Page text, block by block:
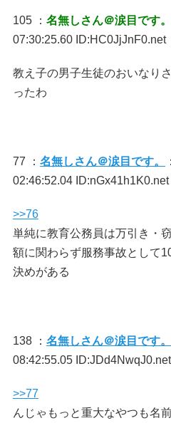
105 ： 名無しさん＠涙目です。
07:30:25.60 ID:HC0JjJnF0.net
教え子の男子生徒のおいなり
ったわ
77 ： 名無しさん＠涙目です。
02:46:52.04 ID:nGx41h1K0.net
>>76
単純に教育公務員は万引き・
額に関わらず服務事故として
決めがある
138 ： 名無しさん＠涙目です。
08:42:55.05 ID:JDd4NwqJ0.net
>>77
んじゃもっと重大なやつも名